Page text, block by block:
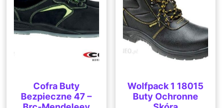
Cofra Buty
Bezpieczne 47 –
Wolfpack 1 18015
Buty Ochronne